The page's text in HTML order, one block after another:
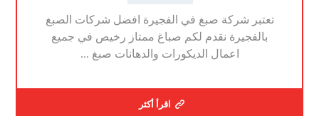
تعتبر شركة صبغ في الفجيرة افضل شركات الصبغ
بالفجيرة نقدم لكم صباغ ممتاز رخيص في جميع
اعمال الديكورات والدهانات صبغ ...
اقرأ أكثر